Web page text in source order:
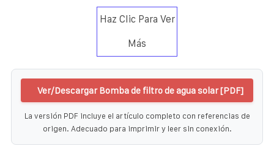
Haz Clic Para Ver
Más
Ver/Descargar Bomba de filtro de agua solar [PDF]
La versión PDF incluye el artículo completo con referencias de
origen. Adecuado para imprimir y leer sin conexión.